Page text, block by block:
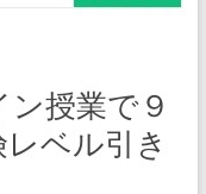
授業で９
ベル引き